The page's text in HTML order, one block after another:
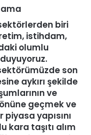
biri
istihdam,
olumlu
son
aykırı şekilde
ve
geçmek ve
yapısını
kara taşıtı alım